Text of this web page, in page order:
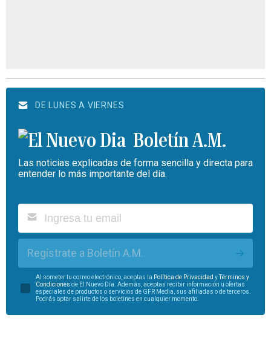
DE LUNES A VIERNES
Boletín A.M.
Las noticias explicadas de forma sencilla y directa para
entender lo más importante del día.
Regístrate a Boletín A.M.
Al someter tu correo electrónico, aceptas la Política de Privacidad yTérminos y
Condiciones de El Nuevo Día. Además, aceptas recibir información u ofertas
especiales de productos o servicios de GFR Media, sus afiliadas o de terceros.
Podrás optar salirte de los boletines en cualquier momento.